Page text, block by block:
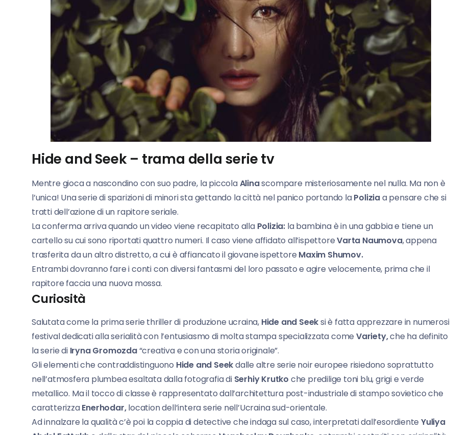
Hide and Seek – trama della serie tv
Mentre gioca a nascondino con suo padre, la piccolaAlinascompare misteriosamente nel nulla. Ma non è
l’unica! Una serie di sparizioni di minori sta gettando la città nel panico portando laPoliziaa pensare che si
tratti dell’azione di un rapitore seriale.
La conferma arriva quando un video viene recapitato alla Polizia: la bambina è in una gabbia e tiene un
cartello su cui sono riportati quattro numeri. Il caso viene affidato all’ispettoreVarta Naumova, appena
trasferita da un altro distretto, a cui è affiancato il giovane ispettore Maxim Shumov.
Entrambi dovranno fare i conti con diversi fantasmi del loro passato e agire velocemente, prima che il
rapitore faccia una nuova mossa.
Curiosità
Salutata come la prima serie thriller di produzione ucraina, Hide and Seeksi è fatta apprezzare in numerosi
festival dedicati alla serialità con l’entusiasmo di molta stampa specializzata come Variety,che ha definito
la serie di Iryna Gromozda“creativa e con una storia originale”.
Gli elementi che contraddistinguono Hide and Seekdalle altre serie noir europee risiedono soprattutto
nell’atmosfera plumbea esaltata dalla fotografia di Serhiy Krutko che predilige toni blu, grigi e verde
metallico. Ma il tocco di classe è rappresentato dall’architettura post-industriale di stampo sovietico che
caratterizzaEnerhodar,location dell’intera serie nell’Ucraina sud-orientale.
Ad innalzare la qualità c’è poi la coppia di detective che indaga sul caso, interpretati dall’esordiente Yuliya